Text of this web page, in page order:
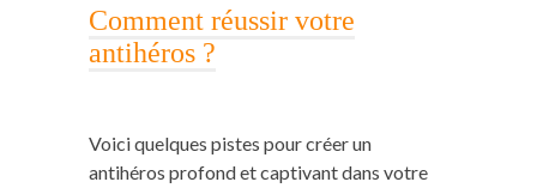
Comment réussir votre
antihéros ?
Voici quelques pistes pour créer un
antihéros profond et captivant dans votre